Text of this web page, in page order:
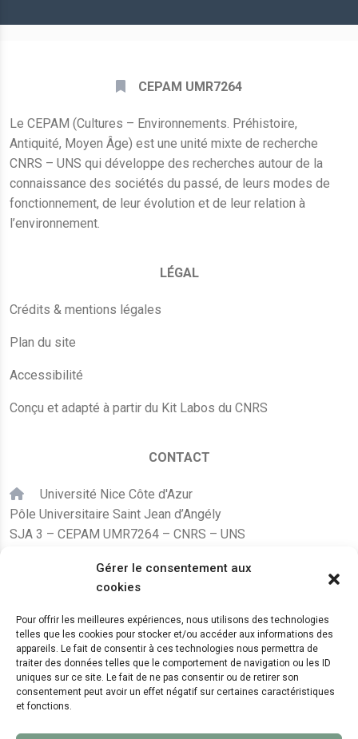
Gérer le consentement aux
cookies
Pour offrir les meilleures expériences, nous utilisons des technologies
telles que les cookies pour stocker et/ou accéder aux informations des
appareils. Le fait de consentir à ces technologies nous permettra de
traiter des données telles que le comportement de navigation ou les ID
uniques sur ce site. Le fait de ne pas consentir ou de retirer son
consentement peut avoir un effet négatif sur certaines caractéristiques
et fonctions.
CEPAM UMR7264
Le CEPAM (Cultures – Environnements. Préhistoire,
Antiquité, Moyen Âge) est une unité mixte de recherche
CNRS – UNS qui développe des recherches autour de la
connaissance des sociétés du passé, de leurs modes de
fonctionnement, de leur évolution et de leur relation à
l’environnement.
LÉGAL
Crédits & mentions légales
Plan du site
Accessibilité
Conçu et adapté à partir du Kit Labos du CNRS
CONTACT
Université Nice Côte d'Azur
Pôle Universitaire Saint Jean d’Angély
SJA 3 – CEPAM UMR7264 – CNRS – UNS
+33 (0)4 89 15 24 08
LE CEPAM EST HÉBERGÉ PAR